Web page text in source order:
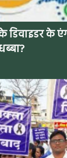
के डिवाइडर के